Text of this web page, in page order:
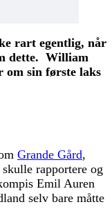
rart egentlig, når
dette. William
om sin første laks
Grande Gård,
rapportere og
Emil Auren
selv bare måtte